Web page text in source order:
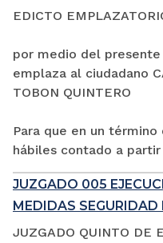
EDICTO
por medio del
emplaza al ciudadano
TOBON QUINTERO
Para que en un
hábiles contado a partir
JUZGADO 005
MEDIDAS SEGURIDAD
JUZGADO QUINTO DE